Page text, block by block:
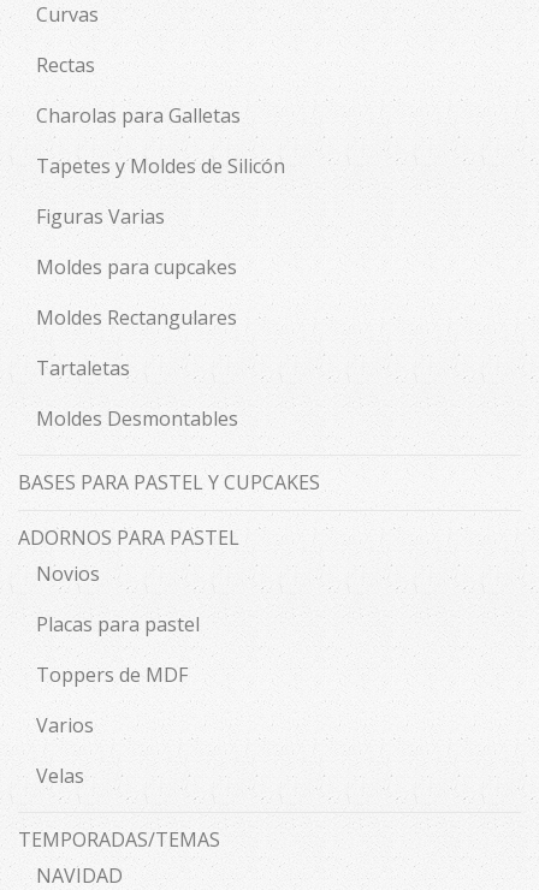
Curvas
Rectas
Charolas para Galletas
Tapetes y Moldes de Silicón
Figuras Varias
Moldes para cupcakes
Moldes Rectangulares
Tartaletas
Moldes Desmontables
BASES PARA PASTEL Y CUPCAKES
ADORNOS PARA PASTEL
Novios
Placas para pastel
Toppers de MDF
Varios
Velas
TEMPORADAS/TEMAS
NAVIDAD